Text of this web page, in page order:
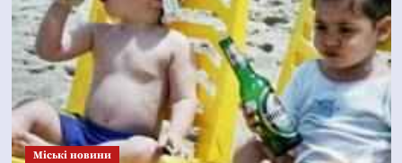
Mіські новини